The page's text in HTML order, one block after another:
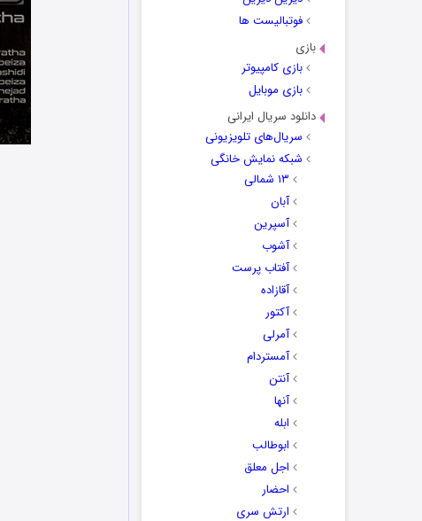
فوتبالیست ها
بازی
بازی کامپیوتر
بازی موبایل
دانلود سریال ایرانی
سریال‌های تلویزیونی
شبکه نمایش خانگی
۱۳ شمالی
آبان
آسپرین
آشوب
آفتاب پرست
آقازاده
آکتور
آمرلی
آمستردام
آنتن
آنها
ابله
ابوطالب
اجل معلق
احضار
ارتش سری